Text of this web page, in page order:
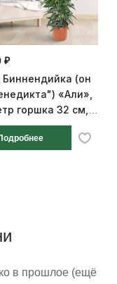
₽
Биннендийка (он
«Али»,
горшка 32 см,
180 см
в прошлое (ещё